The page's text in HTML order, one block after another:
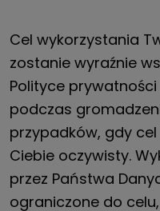
Cel wykorzystania
zostanie wyraźnie
Polityce
podczas
przypadków, gdy
Ciebie oczywisty.
przez Państwa
ograniczone do